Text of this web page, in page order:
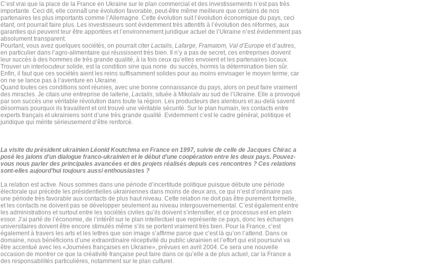
C’est vrai que la place de la France en Ukraine sur le plan commercial et des investissements n’est pas très
importante. Ceci dit, elle connaît une évolution favorable, peut-être même meilleure que certains de nos
partenaires les plus importants comme l’Allemagne. Cette évolution suit l’évolution économique du pays, ceci
étant, ont pourrait faire plus. Les investisseurs sont évidemment très attentifs à l’évolution des réformes, aux
garanties qui peuvent leur être apportées et l’environnement juridique actuel de l’Ukraine n’est évidemment pas
absolument transparent.
Pourtant, vous avez quelques sociétés, on pourrait citer Lactalis, Lafarge, Framatom, Val d’Europe et d’autres,
en particulier dans l’agro-alimentaire qui réussissent très bien. Il n’y a pas de secret, ces entreprises doivent
leur succès à des hommes de très grande qualité, à la fois ceux qu’elles envoient et les partenaires locaux.
Trouver un interlocuteur solide, est la condition sine qua none du succès, hormis la détermination bien sûr.
Enfin, il faut que ces sociétés aient les reins suffisamment solides pour au moins envisager le moyen terme, car
on ne se lance pas à l’aventure en Ukraine.
Quand toutes ces conditions sont réunies, avec une bonne connaissance du pays, alors on peut faire vraiment
des miracles. Je citais une entreprise de laiterie, Lactalis, située à Mikolaïv au sud de l’Ukraine. Elle a provoqué
par son succès une véritable révolution dans toute la région. Les producteurs des alentours et au-delà savent
désormais pourquoi ils travaillent et ont trouvé une véritable sécurité. Sur le plan humain, les contacts entre
experts français et ukrainiens sont d’une très grande qualité. Evidemment c’est le cadre général, politique et
juridique qui mérite sérieusement d’être renforcé.
La visite du président ukrainien Léonid Koutchma en France en 1997, suivie de celle de Jacques Chirac a
posé les jalons d’un dialogue franco-ukrainien et le début d’une coopération entre les deux pays. Pouvez-
vous nous parler des principales avancées et des projets réalisés depuis ces rencontres ? Ces relations
sont-elles aujourd’hui toujours aussi enthousiastes ?
La relation est active. Nous sommes dans une période d’incertitude politique puisque débute une période
électorale qui précède les présidentielles ukrainiennes dans moins de deux ans, ce qui n’est d’ordinaire pas
une période très favorable aux contacts de plus haut niveau. Cette relation ne doit pas être purement formelle,
et les contacts ne doivent pas se développer seulement au niveau intergouvernemental. C’est également entre
les administrations et surtout entre les sociétés civiles qu’ils doivent s’intensifier, et ce processus est en plein
essor. J’ai parlé de l’économie, de l’intérêt sur le plan intellectuel que représente ce pays, donc les échanges
universitaires doivent être encore stimulés même s’ils se portent vraiment très bien. Pour la France, c’est
également à travers les arts et les lettres que son image s’affirme parce que c’est là qu’on l’attend. Dans ce
domaine, nous bénéficions d’une extraordinaire réceptivité du public ukrainien et l’effort qui est poursuivi va
être accentué avec les «Journées françaises en Ukraine», prévues en avril 2004. Ce sera une nouvelle
occasion de montrer ce que la créativité française peut faire dans ce qu’elle a de plus actuel, car la France a
des responsabilités particulières, notamment sur le plan culturel.